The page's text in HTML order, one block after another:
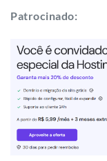
Patrocinado: